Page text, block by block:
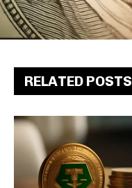
RELATED POSTS